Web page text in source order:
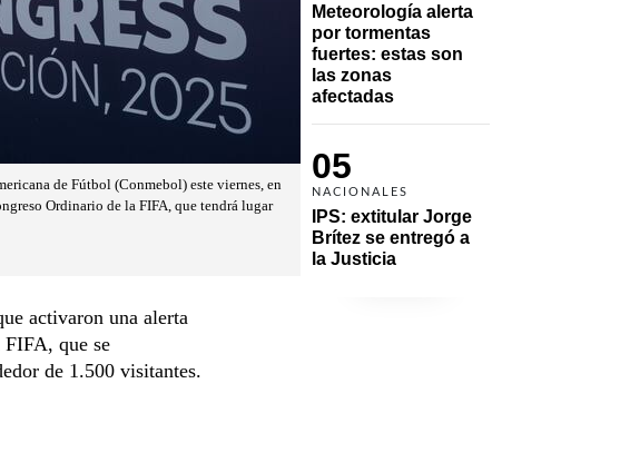
Meteorología alerta
por tormentas
fuertes: estas son
las zonas
afectadas
05
NACIONALES
IPS: extitular Jorge
Brítez se entregó a
la Justicia
de Fútbol (Conmebol) este viernes, en
Ordinario de la FIFA, que tendrá lugar
activaron una alerta
que se
de 1.500 visitantes.